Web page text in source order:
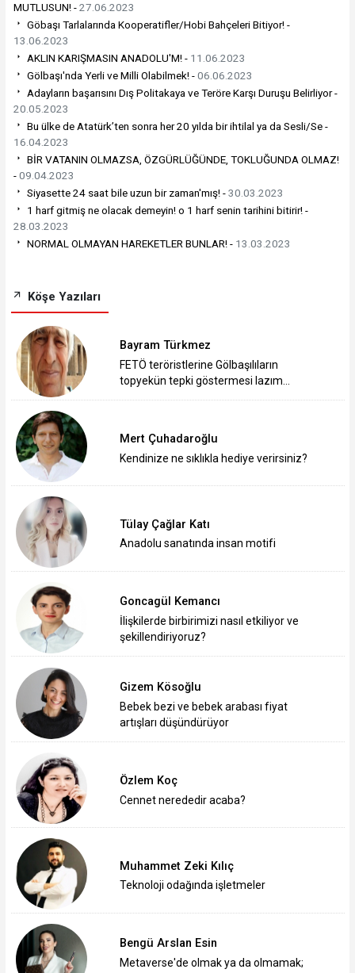
MUTLUSUN! -27.06.2023
Göbaşı Tarlalarında Kooperatifler/Hobi Bahçeleri Bitiyor! -
13.06.2023
AKLIN KARIŞMASIN ANADOLU'M! - 11.06.2023
Gölbaşı'nda Yerli ve Milli Olabilmek! -06.06.2023
Adayların başarısını Dış Politakaya ve Teröre Karşı Duruşu Belirliyor -
20.05.2023
Bu ülke de Atatürk’ten sonra her 20 yılda bir ihtilal ya da Sesli/Se -
16.04.2023
BİR VATANIN OLMAZSA, ÖZGÜRLÜĞÜNDE, TOKLUĞUNDA OLMAZ!
-09.04.2023
Siyasette 24 saat bile uzun bir zaman'mış! -30.03.2023
1 harf gitmiş ne olacak demeyin! o 1 harf senin tarihini bitirir! -
28.03.2023
NORMAL OLMAYAN HAREKETLER BUNLAR! - 13.03.2023
Köşe Yazıları
Bayram Türkmez
FETÖ teröristlerine Gölbaşılıların
topyekün tepki göstermesi lazım…
Mert Çuhadaroğlu
Kendinize ne sıklıkla hediye verirsiniz?
Tülay Çağlar Katı
Anadolu sanatında insan motifi
Goncagül Kemancı
İlişkilerde birbirimizi nasıl etkiliyor ve
şekillendiriyoruz?
Gizem Kösoğlu
Bebek bezi ve bebek arabası fiyat
artışları düşündürüyor
Özlem Koç
Cennet nerededir acaba?
Muhammet Zeki Kılıç
Teknoloji odağında işletmeler
Bengü Arslan Esin
Metaverse'de olmak ya da olmamak;